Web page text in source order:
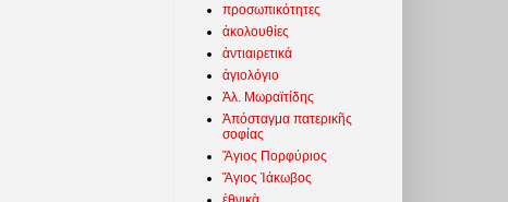
προσωπικότητες
ἀκολουθίες
ἀντιαιρετικά
ἁγιολόγιο
Ἀλ. Μωραϊτίδης
Ἀπόσταγμα πατερικῆς
σοφίας
Ἅγιος Πορφύριος
Ἅγιος Ἰάκωβος